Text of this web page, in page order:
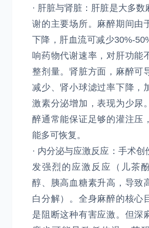
· 肝脏与肾脏：肝脏是大多数
谢的主要场所。麻醉期间由
下降，肝血流可减少30%-
响药物代谢速率，对肝功能
整剂量。肾脏方面，麻醉可
减少、肾小球滤过率下降，
激素分泌增加，表现为少尿
醉通常能保证足够的灌注压
能多可恢复。
· 内分泌与应激反应：手术创
发强烈的应激反应（儿茶
醇、胰高血糖素升高，导致
白分解）。全身麻醉的核心
是阻断这种有害应激。但深